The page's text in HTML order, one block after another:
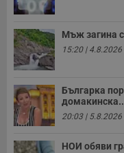
Мъж загина
15:20 | 4.8.2026
Българка
20:03 | 5.8.2026
НОИ обяви